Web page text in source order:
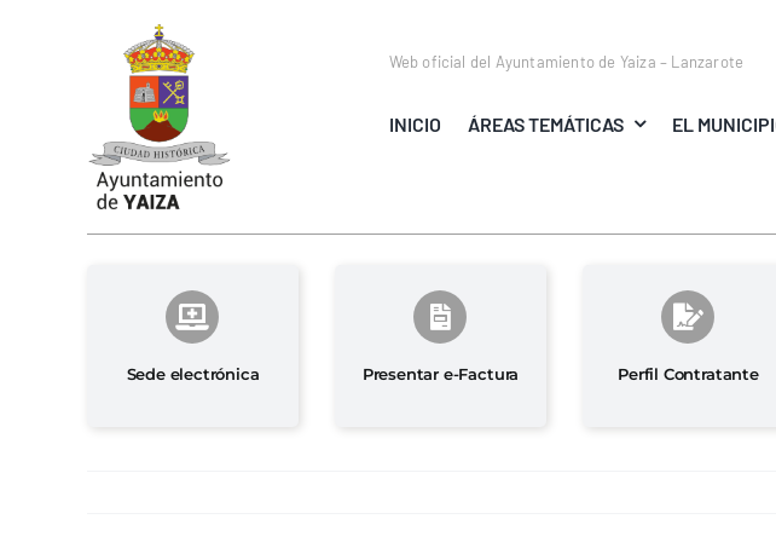
Web oficial del Ayuntamiento de Yaiza – Lanzarote
INICIO ÁREAS TEMÁTICAS EL
Sede electrónica Presentar e-Factura Perfil Contratante